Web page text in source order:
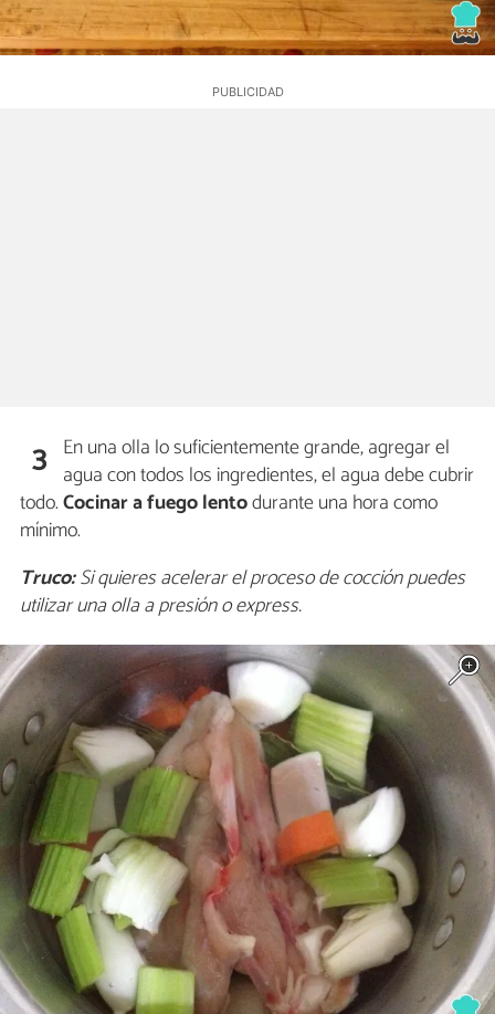
3 En una olla lo suficientemente grande, agregar el
agua con todos los ingredientes, el agua debe cubrir
todo.Cocinar a fuego lentodurante una hora como
mínimo.
Truco:Si quieres acelerar el proceso de cocción puedes
utilizar una olla a presión o express.